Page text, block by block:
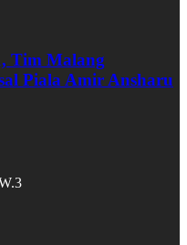
Tim Malang
Piala Amir Ansharu